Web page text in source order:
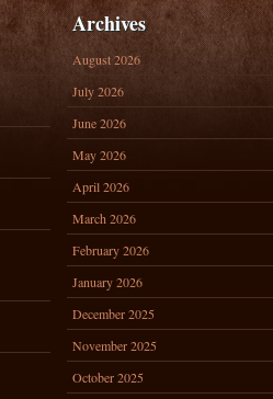
Archives
August 2026
July 2026
June 2026
May 2026
April 2026
March 2026
February 2026
January 2026
December 2025
November 2025
October 2025